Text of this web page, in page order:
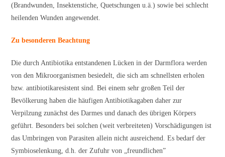
(Brandwunden, Insektenstiche, Quetschungen u.ä.) sowie bei schlecht
heilenden Wunden angewendet.
Zu besonderen Beachtung
Die durch Antibiotika entstandenen Lücken in der Darmflora werden
von den Mikroorganismen besiedelt, die sich am schnellsten erholen
bzw. antibiotikaresistent sind. Bei einem sehr großen Teil der
Bevölkerung haben die häufigen Antibiotikagaben daher zur
Verpilzung zunächst des Darmes und danach des übrigen Körpers
geführt. Besonders bei solchen (weit verbreiteten) Vorschädigungen ist
das Umbringen von Parasiten allein nicht ausreichend. Es bedarf der
Symbioselenkung, d.h. der Zufuhr von „freundlichen”